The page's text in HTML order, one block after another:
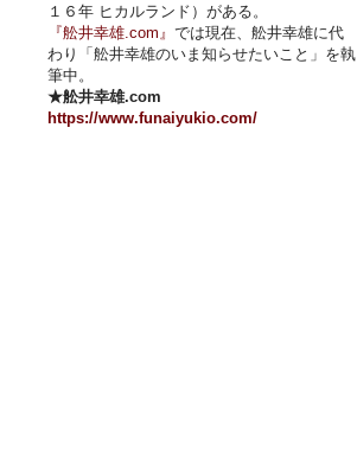
１６年 ヒカルランド）がある。
『舩井幸雄.com』 では現在、舩井幸雄に代
わり「舩井幸雄のいま知らせたいこと」を執
筆中。
★舩井幸雄.com
https://www.funaiyukio.com/